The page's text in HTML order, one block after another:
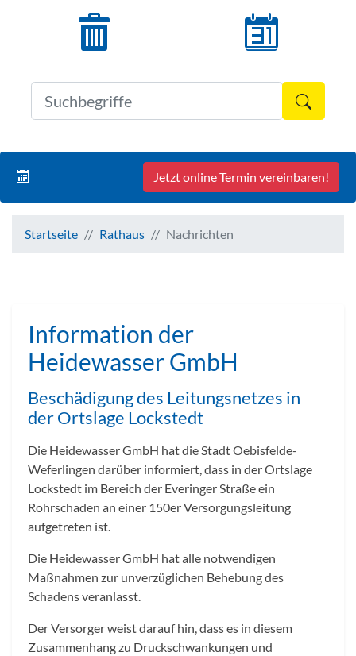
Jetzt online Termin vereinbaren!
Startseite Rathaus Nachrichten
Information der
Heidewasser GmbH
Beschädigung des Leitungsnetzes in
der Ortslage Lockstedt
Die Heidewasser GmbH hat die Stadt Oebisfelde-
Weferlingen darüber informiert, dass in der Ortslage
Lockstedt im Bereich der Everinger Straße ein
Rohrschaden an einer 150er Versorgungsleitung
aufgetreten ist.
Die Heidewasser GmbH hat alle notwendigen
Maßnahmen zur unverzüglichen Behebung des
Schadens veranlasst.
Der Versorger weist darauf hin, dass es in diesem
Zusammenhang zu Druckschwankungen und